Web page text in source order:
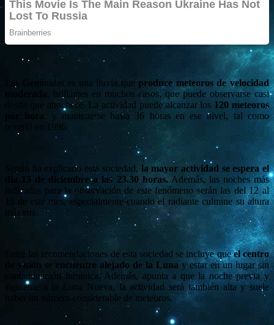
Las Gemínidas es una lluvia que produce meteoros de velocidad
, brillantes en muchos casos, que puede observarse casi
desde que anochece. La actividad puede alcanzar los 120 meteoros
, y mantenerse hasta 36 horas en ese nivel, tal como
ocurrió en 1996.
Según ha explicado esta sociedad, la mayor actividad se espera el
día 13 de diciembre a las 23.30 horas.Además, las noches más
indicadas para la observación de este fenómeno serán las del 12 al
15 de este mes, especialmente cuando el radiante culmine su altura
máxima.
Entre las recomendaciones de esta sociedad se incluye queel centro
de visión se encuentre alejado de la Luna y estar en un lugar sin
contaminación lumínica. Además, apunta a que la noche previa y
siguiente a la Luna Nueva, la actividad será también alta y suele
haber un número considerable de meteoros.